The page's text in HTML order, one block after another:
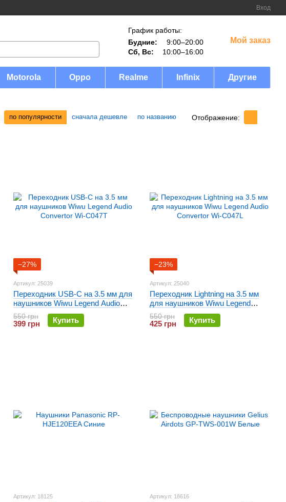
Вход
График работы:
Будние:
9:00–20:00
Сб, Вс:
10:00–16:00
Мой заказ
Motorola Oppo Realme Infinix Другие
по популярности сначала дешевле по названию Отображение:
−27%
Артикул: 25039
Переходник USB-C на 3.5 мм для
наушников Wiwu Legend Audio
Convertor Wi-C047T
550 грн
399 грн Купить
−23%
Артикул: 25040
Переходник Lightning на 3.5 мм
для наушников Wiwu Legend
Audio Convertor Wi-C047L
550 грн
425 грн Купить
Артикул: 18125 Артикул: 18616